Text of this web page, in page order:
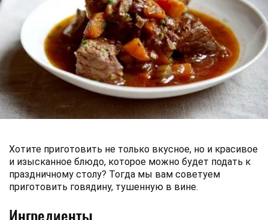
Хотите приготовить не только вкусное, но и красивое
и изысканное блюдо, которое можно будет подать к
праздничному столу? Тогда мы вам советуем
приготовить говядину, тушенную в вине.
Ингредиенты